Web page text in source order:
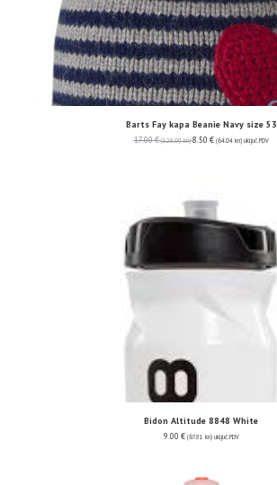
Barts Fay kapa Beanie Navy size 53
17.00€ (128.09 kn) 8.50 € (64.04 kn) uključ. PDV
Bidon Altitude 8848 White
9.00 € (67.81 kn) uključ. PDV